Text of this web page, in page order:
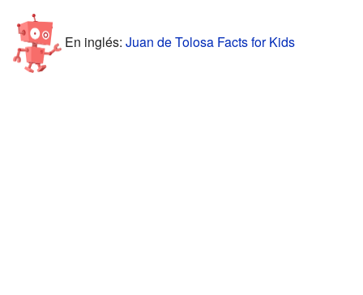
En inglés: Juan de Tolosa Facts for Kids